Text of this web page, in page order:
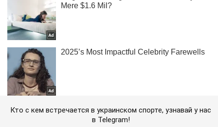
Кто с кем встречается в украинском спорте, узнавай у нас
в Telegram!